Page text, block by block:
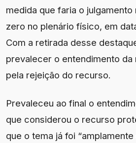
medida que faria o
zero no plenário físico, em
Com a retirada desse
prevalecer o entendimento da
pela rejeição do recurso.
Prevaleceu ao final o
que considerou o recurso
que o tema já foi